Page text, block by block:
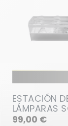
ESTACIÓN
LÁMPARAS
99,00 €